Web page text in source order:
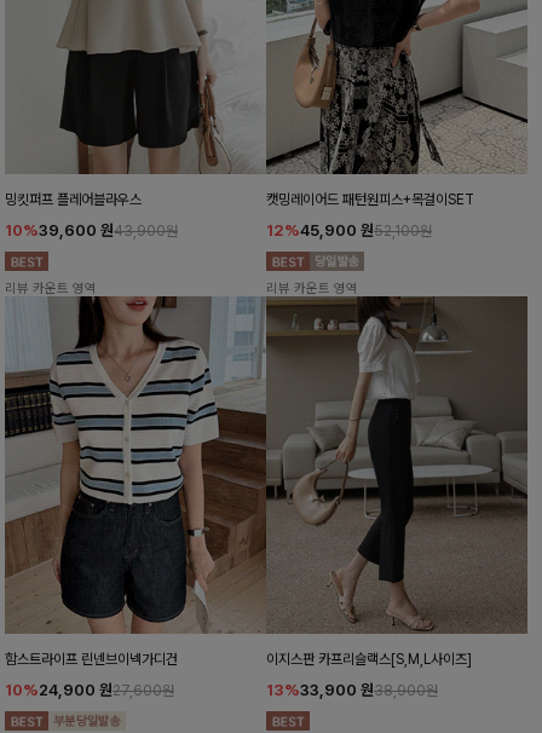
밍킷퍼프 플레어블라우스
10%39,600 원43,900원
리뷰 카운트 영역
캣밍레이어드 패턴원피스+목걸이SET
12%45,900 원52,100원
리뷰 카운트 영역
함스트라이프 린넨브이넥가디건
10%24,900 원27,600원
이지스판 카프리슬랙스[S,M,L사이즈]
13%33,900 원38,900원